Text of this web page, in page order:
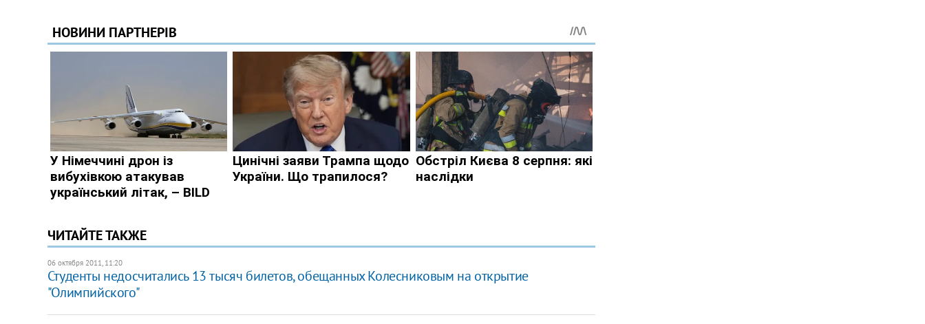
ЧИТАЙТЕ ТАКЖЕ
06 октября 2011, 11:20
Студенты недосчитались 13 тысяч билетов, обещанных Колесниковым на открытие
"Олимпийского"